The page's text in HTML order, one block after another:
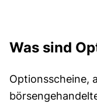
Was sind
Options­scheine,